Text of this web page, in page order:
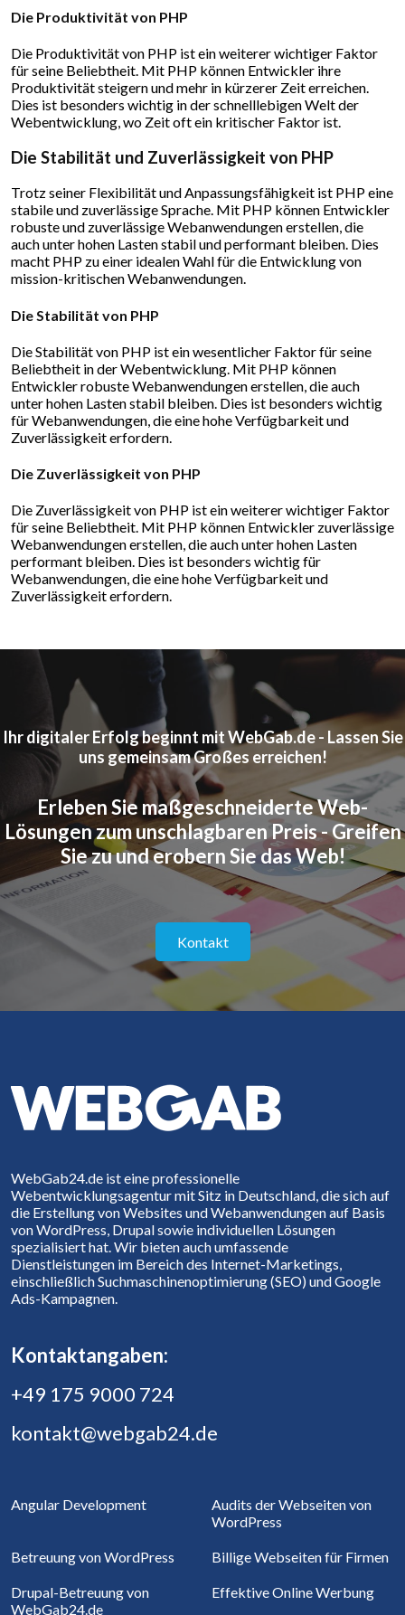
Die Produktivität von PHP
Die Produktivität von PHP ist ein weiterer wichtiger Faktor
für seine Beliebtheit. Mit PHP können Entwickler ihre
Produktivität steigern und mehr in kürzerer Zeit erreichen.
Dies ist besonders wichtig in der schnelllebigen Welt der
Webentwicklung, wo Zeit oft ein kritischer Faktor ist.
Die Stabilität und Zuverlässigkeit von PHP
Trotz seiner Flexibilität und Anpassungsfähigkeit ist PHP eine
stabile und zuverlässige Sprache. Mit PHP können Entwickler
robuste und zuverlässige Webanwendungen erstellen, die
auch unter hohen Lasten stabil und performant bleiben. Dies
macht PHP zu einer idealen Wahl für die Entwicklung von
mission-kritischen Webanwendungen.
Die Stabilität von PHP
Die Stabilität von PHP ist ein wesentlicher Faktor für seine
Beliebtheit in der Webentwicklung. Mit PHP können
Entwickler robuste Webanwendungen erstellen, die auch
unter hohen Lasten stabil bleiben. Dies ist besonders wichtig
für Webanwendungen, die eine hohe Verfügbarkeit und
Zuverlässigkeit erfordern.
Die Zuverlässigkeit von PHP
Die Zuverlässigkeit von PHP ist ein weiterer wichtiger Faktor
für seine Beliebtheit. Mit PHP können Entwickler zuverlässige
Webanwendungen erstellen, die auch unter hohen Lasten
performant bleiben. Dies ist besonders wichtig für
Webanwendungen, die eine hohe Verfügbarkeit und
Zuverlässigkeit erfordern.
Ihr digitaler Erfolg beginnt mit WebGab.de - Lassen Sie
uns gemeinsam Großes erreichen!
Erleben Sie maßgeschneiderte Web-
Lösungen zum unschlagbaren Preis - Greifen
Sie zu und erobern Sie das Web!
Kontakt
WebGab24.de ist eine professionelle
Webentwicklungsagentur mit Sitz in Deutschland, die sich auf
die Erstellung von Websites und Webanwendungen auf Basis
von WordPress, Drupal sowie individuellen Lösungen
spezialisiert hat. Wir bieten auch umfassende
Dienstleistungen im Bereich des Internet-Marketings,
einschließlich Suchmaschinenoptimierung (SEO) und Google
Ads-Kampagnen.
Kontaktangaben:
+49 175 9000 724
kontakt@webgab24.de
Angular Development
Audits der Webseiten von
WordPress
Betreuung von WordPress Billige Webseiten für Firmen
Drupal-Betreuung von
WebGab24.de
Effektive Online Werbung